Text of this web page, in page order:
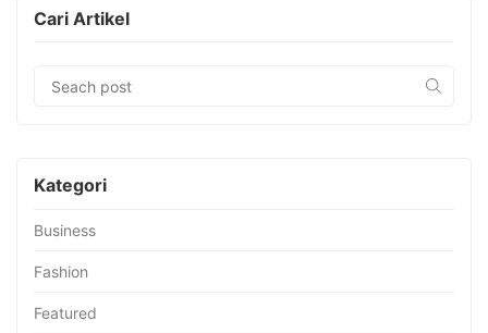
Cari Artikel
Kategori
Business
Fashion
Featured